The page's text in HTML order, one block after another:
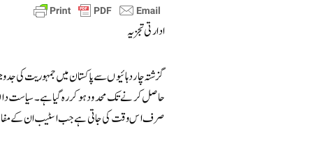
ادارتی تجزیہ
گزشتہ چار دہائیوں سے پاکستان میں جمہوریت کی
حاصل کرنے تک محدود ہو کر رہ گیا ہے۔ سیاست دان
صرف اس وقت کی جاتی ہے جب اسٹیب ان کے مفاد